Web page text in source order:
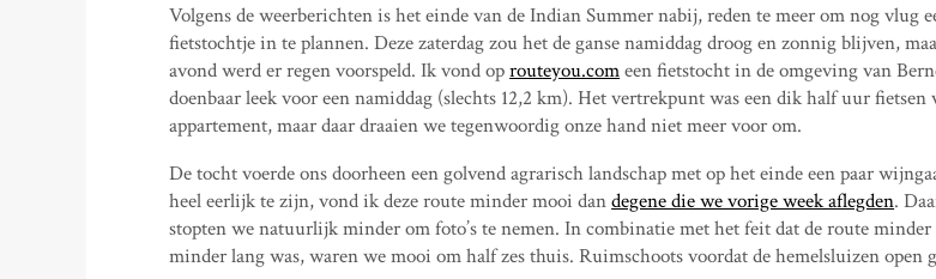
Volgens de weerberichten is het einde van de Indian Summer nabij, reden te meer om nog vlug
fietstochtje in te plannen. Deze zaterdag zou het de ganse namiddag droog en zonnig blijven,
avond werd er regen voorspeld. Ik vond oprouteyou.comeen fietstocht in de omgeving van
doenbaar leek voor een namiddag (slechts 12,2 km). Het vertrekpunt was een dik half uur fietsen
appartement, maar daar draaien we tegenwoordig onze hand niet meer voor om.
De tocht voerde ons doorheen een golvend agrarisch landschap met op het einde een paar
heel eerlijk te zijn, vond ik deze route minder mooi dandegene die we vorige week aflegden.
stopten we natuurlijk minder om foto’s te nemen. In combinatie met het feit dat de route minder
minder lang was, waren we mooi om half zes thuis. Ruimschoots voordat de hemelsluizen open